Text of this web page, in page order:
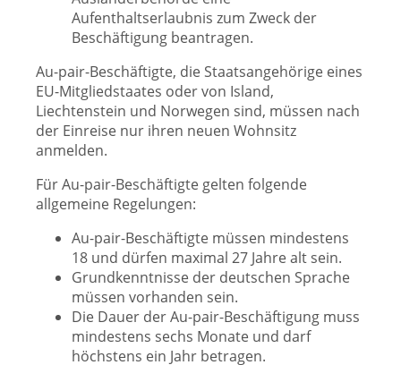
Aufenthaltserlaubnis zum Zweck der
Beschäftigung beantragen.
Au-pair-Beschäftigte, die Staatsangehörige eines
EU-Mitgliedstaates oder von Island,
Liechtenstein und Norwegen sind, müssen nach
der Einreise nur ihren neuen Wohnsitz
anmelden.
Für Au-pair-Beschäftigte gelten folgende
allgemeine Regelungen:
Au-pair-Beschäftigte müssen mindestens
18 und dürfen maximal 27 Jahre alt sein.
Grundkenntnisse der deutschen Sprache
müssen vorhanden sein.
Die Dauer der Au-pair-Beschäftigung muss
mindestens sechs Monate und darf
höchstens ein Jahr betragen.